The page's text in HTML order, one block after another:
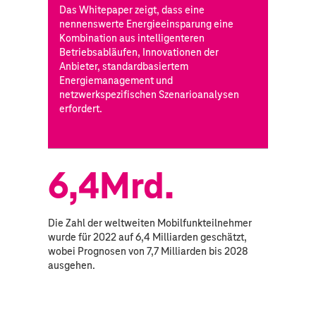
Das Whitepaper zeigt, dass eine
nennenswerte Energieeinsparung eine
Kombination aus intelligenteren
Betriebsabläufen, Innovationen der
Anbieter, standardbasiertem
Energiemanagement und
netzwerkspezifischen Szenarioanalysen
erfordert.
6,4Mrd.
Die Zahl der weltweiten Mobilfunkteilnehmer
wurde für 2022 auf 6,4 Milliarden geschätzt,
wobei Prognosen von 7,7 Milliarden bis 2028
ausgehen.